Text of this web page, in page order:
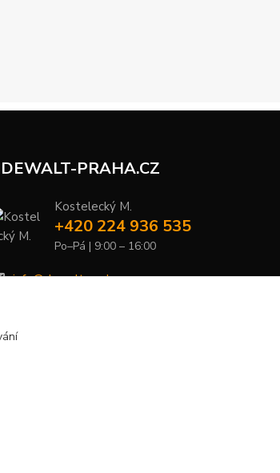
DEWALT-PRAHA.CZ
Kostelecký M.
+420 224 936 535
Po–Pá | 9:00 – 16:00
info@dewalt-praha.cz